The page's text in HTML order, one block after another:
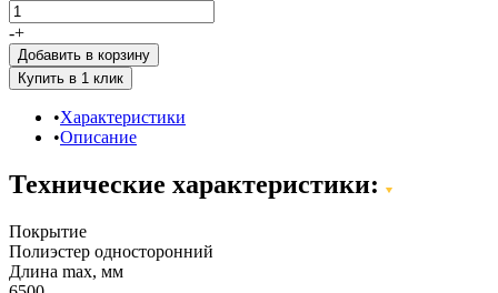
-+
Добавить в корзину
Характеристики
Описание
Технические характеристики:
Покрытие
Полиэстер односторонний
Длина max, мм